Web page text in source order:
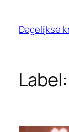
Dagelijkse
Label: